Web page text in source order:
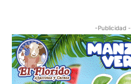
-Publicidad -